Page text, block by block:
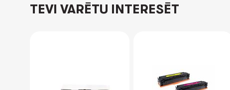
TEVI VARĒTU INTERESĒT